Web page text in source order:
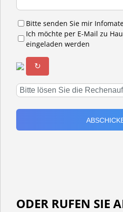
Bitte senden Sie mir
Ich möchte per E-Mail zu
eingeladen werden
↻
ODER RUFEN SIE